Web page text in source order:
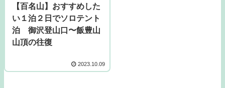
【百名山】おすすめした
い１泊２日でソロテント
泊 御沢登山口〜飯豊山
山頂の往復
2023.10.09